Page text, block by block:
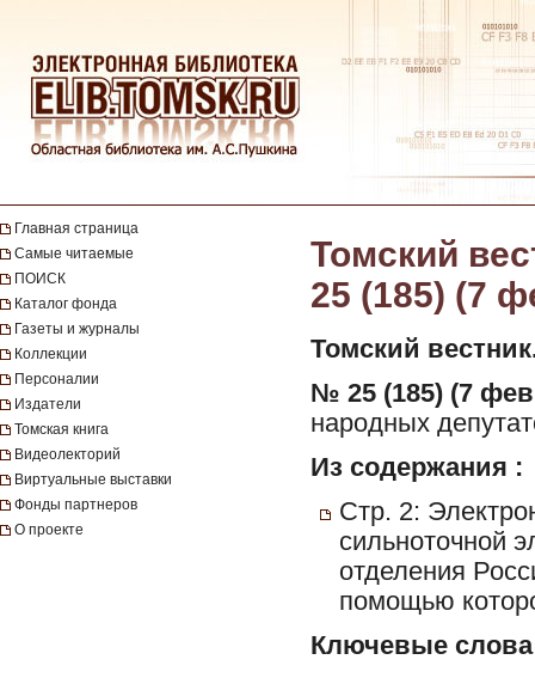
Главная страница
Самые читаемые
ПОИСК
Каталог фонда
Газеты и журналы
Коллекции
Персоналии
Издатели
Томская книга
Видеолекторий
Виртуальные выставки
Фонды партнеров
О проекте
Томский
25 (185) (7
Томский
№ 25 (185) (7
народных
Из содержания :
Стр. 2:
сильноточной
отделения
помощью
Ключевые слова